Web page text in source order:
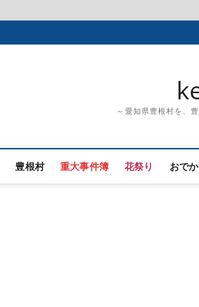
～愛知県豊根村を、
豊根村 重大事件簿 花祭り おで